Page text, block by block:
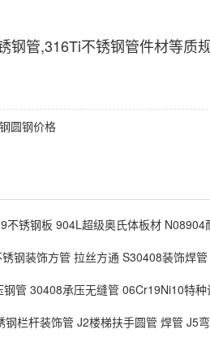
管,316Ti不锈钢管件材等
圆钢价格
不锈钢板 904L超级奥氏体板材
钢装饰方管 拉丝方通 S30408装饰焊
管 30408承压无缝管 06Cr19Ni10特
钢栏杆装饰管 J2楼梯扶手圆管 焊管 J5